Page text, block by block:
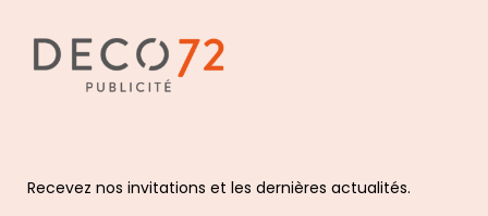
Recevez nos invitations et les dernières actualités.